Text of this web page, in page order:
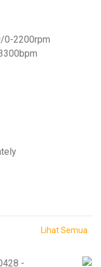
0-2200rpm
Lihat Semua